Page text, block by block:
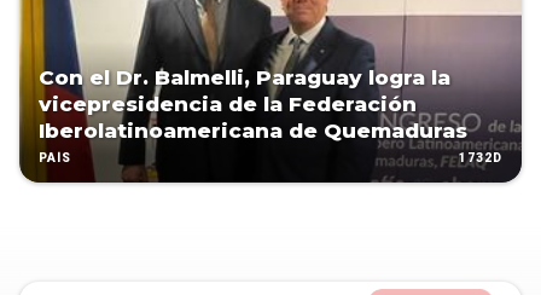
Con el Dr. Balmelli, Paraguay logra la
vicepresidencia de la Federación
Iberolatinoamericana de Quemaduras
PAÍS 1732D